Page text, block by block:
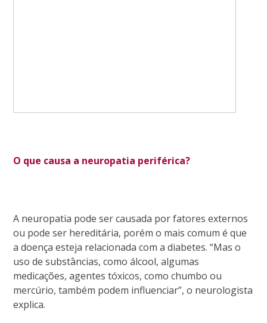
O que causa a neuropatia periférica?
A neuropatia pode ser causada por fatores externos
ou pode ser hereditária, porém o mais comum é que
a doença esteja relacionada com a diabetes. “Mas o
uso de substâncias, como álcool, algumas
medicações, agentes tóxicos, como chumbo ou
mercúrio, também podem influenciar”, o neurologista
explica.